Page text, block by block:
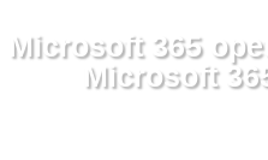
Microsoft 365
Microsoft